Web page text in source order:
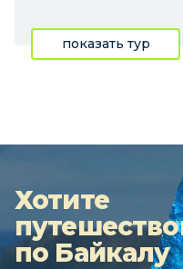
показать тур
Хотите
по Байкалу